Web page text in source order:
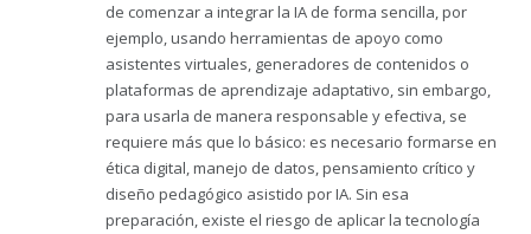
de comenzar a integrar la IA de forma sencilla, por
ejemplo, usando herramientas de apoyo como
asistentes virtuales, generadores de contenidos o
plataformas de aprendizaje adaptativo, sin embargo,
para usarla de manera responsable y efectiva, se
requiere más que lo básico: es necesario formarse en
ética digital, manejo de datos, pensamiento crítico y
diseño pedagógico asistido por IA. Sin esa
preparación, existe el riesgo de aplicar la tecnología